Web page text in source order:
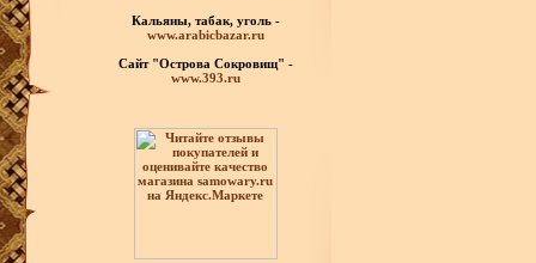
Кальяны, табак, уголь -
www.arabicbazar.ru
Сайт "Острова Сокровищ" -
www.393.ru